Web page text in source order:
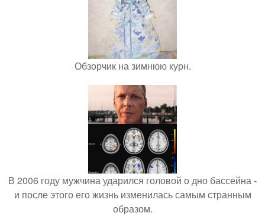
Обзорчик на зимнюю курн.
В 2006 году мужчина ударился головой о дно бассейна -
и после этого его жизнь изменилась самым странным
образом.